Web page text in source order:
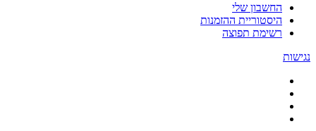
החשבון שלי
היסטוריית ההזמנות
רשימת תפוצה
נגישות